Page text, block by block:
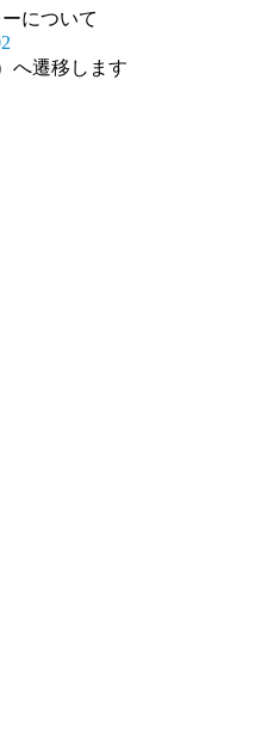
について
へ遷移します